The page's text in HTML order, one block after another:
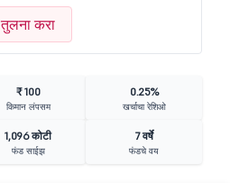
तुलना करा
₹ 100
किमान लंपसम
0.25%
खर्चाचा रेशिओ
1,096 कोटी
फंड साईझ
7 वर्षे
फंडचे वय